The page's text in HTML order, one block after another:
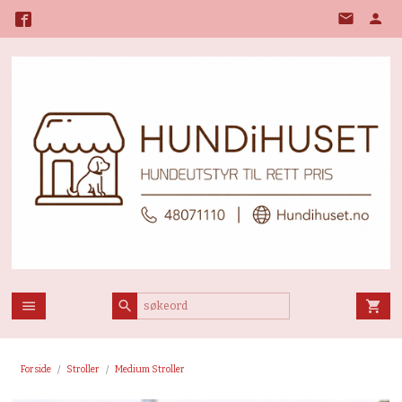
Forside Stroller Medium Stroller